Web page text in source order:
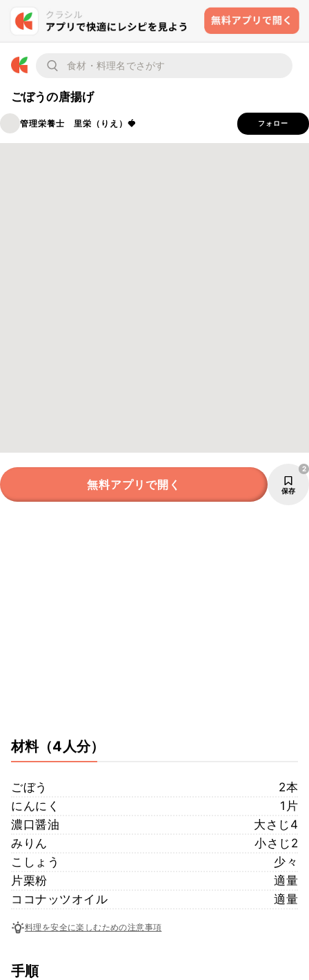
ごぼうの唐揚げ
管理栄養士 里栄（りえ）🍓 フォロー
無料アプリで開く 保存
2
材料（4人分）
ごぼう
2本
にんにく
1片
濃口醤油
大さじ4
みりん
小さじ2
こしょう
少々
片栗粉
適量
ココナッツオイル
適量
料理を安全に楽しむための注意事項
手順